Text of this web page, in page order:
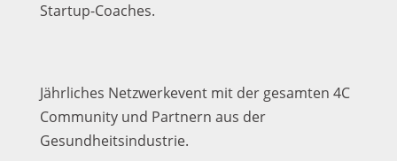
Startup-Coaches.
Jährliches Netzwerkevent mit der gesamten 4C
Community und Partnern aus der
Gesundheitsindustrie.